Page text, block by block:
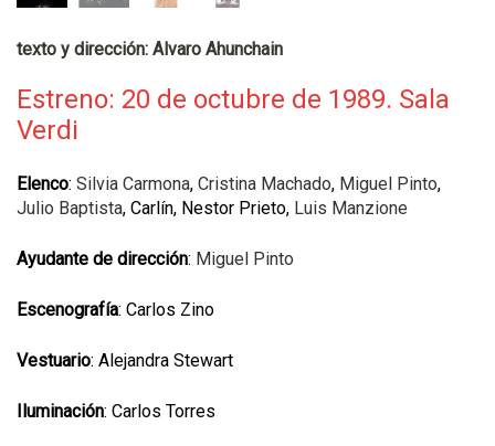
texto y dirección: Alvaro Ahunchain
Estreno: 20 de octubre de 1989. Sala
Verdi
Elenco: Silvia Carmona, Cristina Machado, Miguel Pinto,
Julio Baptista, Carlín, Nestor Prieto, Luis Manzione
Ayudante de dirección: Miguel Pinto
Escenografía: Carlos Zino
Vestuario: Alejandra Stewart
Iluminación: Carlos Torres